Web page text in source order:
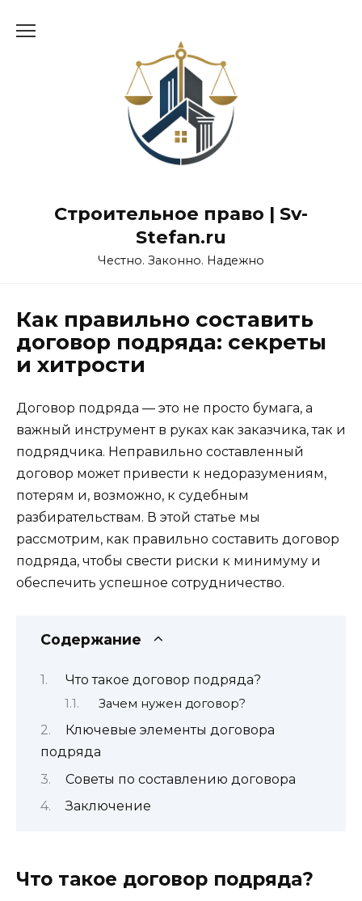
Строительное право | Sv-
Stefan.ru
Честно. Законно. Надежно
Как правильно составить
договор подряда: секреты
и хитрости
Договор подряда — это не просто бумага, а
важный инструмент в руках как заказчика, так и
подрядчика. Неправильно составленный
договор может привести к недоразумениям,
потерям и, возможно, к судебным
разбирательствам. В этой статье мы
рассмотрим, как правильно составить договор
подряда, чтобы свести риски к минимуму и
обеспечить успешное сотрудничество.
Содержание
Что такое договор подряда?
Зачем нужен договор?
Ключевые элементы договора
подряда
Советы по составлению договора
Заключение
Что такое договор подряда?